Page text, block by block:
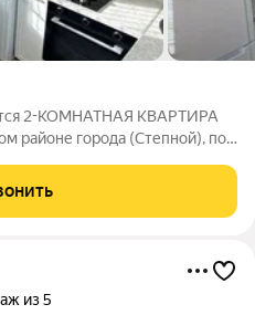
2-КОМНАТНАЯ КВАРТИРА
районе города (Степной), по
две изолированные комнаты
из 5